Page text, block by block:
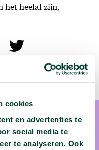
cookies
en advertenties te
social media te
te analyseren. Ook
het heelal zijn,